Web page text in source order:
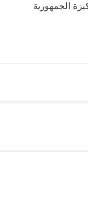
الجمهورية